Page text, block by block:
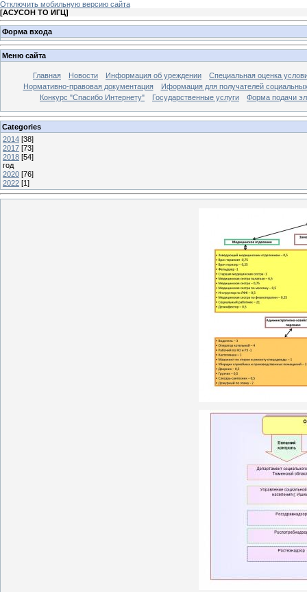
Отключить мобильную версию сайта
[АСУСОН ТО ИГЦ]
Форма входа
Меню сайта
Главная Новости Информация об уреждении
Специальная оценка
Нормативно-правовая документация
Иформация для получателей
Конкурс "Спасибо Интернету"
Государственные услуги Форма подачи
Categories
2014 [38]
2017 [73]
2018 [54]
год
2020 [76]
2022 [1]